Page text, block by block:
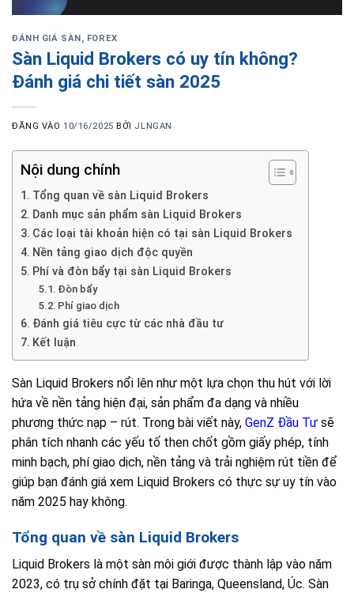
ĐÁNH GIÁ SÀN , FOREX
Sàn Liquid Brokers có uy tín không?
Đánh giá chi tiết sàn 2025
ĐĂNG VÀO10/16/2025 BỞI JLNGAN
Nội dung chính
Tổng quan về sàn Liquid Brokers
Danh mục sản phẩm sàn Liquid Brokers
Các loại tài khoản hiện có tại sàn Liquid Brokers
Nền tảng giao dịch độc quyền
Phí và đòn bẩy tại sàn Liquid Brokers
Đòn bẩy
Phí giao dịch
Đánh giá tiêu cực từ các nhà đầu tư
Kết luận
Sàn Liquid Brokers nổi lên như một lựa chọn thu hút với lời
hứa về nền tảng hiện đại, sản phẩm đa dạng và nhiều
phương thức nạp – rút. Trong bài viết này, GenZ Đầu Tư sẽ
phân tích nhanh các yếu tố then chốt gồm giấy phép, tính
minh bạch, phí giao dịch, nền tảng và trải nghiệm rút tiền để
giúp bạn đánh giá xem Liquid Brokers có thực sự uy tín vào
năm 2025 hay không.
Tổng quan về sàn Liquid Brokers
Liquid Brokers là một sàn môi giới được thành lập vào năm
2023, có trụ sở chính đặt tại Baringa, Queensland, Úc. Sàn